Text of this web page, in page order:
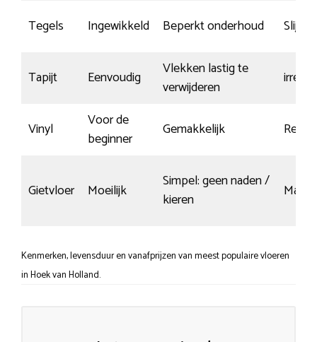
Tegels Ingewikkeld Beperkt onderhoud Slijt-
Tapijt Eenvoudig
Vlekken lastig te
verwijderen
Vinyl
Voor de
beginner
Gemakkelijk
Gietvloer Moeilijk
Simpel: geen naden /
kieren
Matig
Kenmerken, levensduur en vanafprijzen van meest populaire vloeren
in Hoek van Holland.